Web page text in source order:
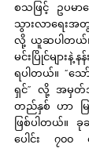
စသဖြင့် ဥပမာ
သွားလာရေးအ
လို့ ယူဆပါတယ်။
မင်းပြိုင်များနဲ့
ရပါတယ်။ “သ
ရှင်” လို့ အမှတ်
တည်နှစ် ဟာ မြ
ဖြစ်ပါတယ်။
ပေါင်း ၇၀၀